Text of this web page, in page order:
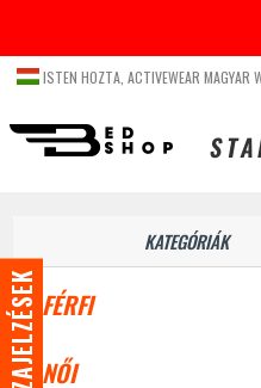
ISTEN HOZTA, ACTIVEWEAR MAGYAR
KATEGÓRIÁK
FÉRFI
NŐI